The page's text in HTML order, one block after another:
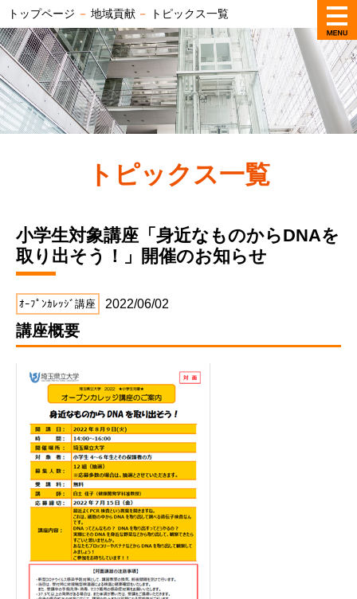
トップページ － 地域貢献 － トピックス一覧
トピックス一覧
小学生対象講座「身近なものからDNAを
取り出そう！」開催のお知らせ
ｵｰﾌﾟﾝｶﾚｯｼﾞ講座 2022/06/02
講座概要